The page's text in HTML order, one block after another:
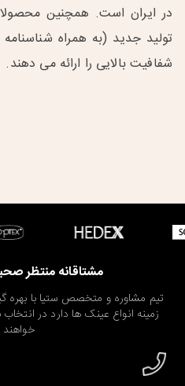
در ایران است. همچنین
تولید جدید (به همراه
شفافیت بالایی را ارائه می دهند.
مشتاقانه منتظر
تیم مشاوره و متخصص ستیا با بهره
زمینه انواع عینک ها دارد در
خواهند